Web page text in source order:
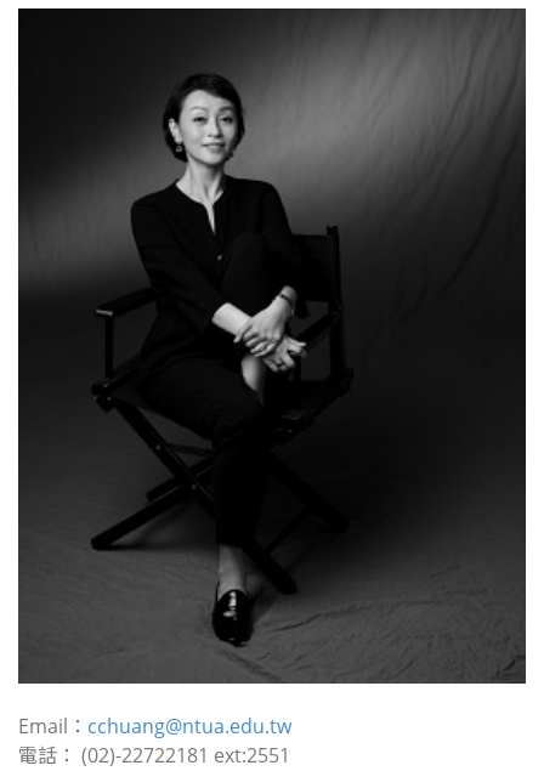
Email： cchuang@ntua.edu.tw
電話： (02)-22722181 ext:2551